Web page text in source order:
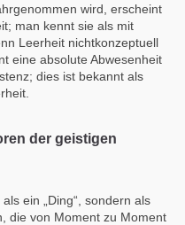
wird, erscheint
man kennt sie als mit
Leerheit nichtkonzeptuell
eine absolute Abwesenheit
dies ist bekannt als
der geistigen
ein „Ding“, sondern als
die von Moment zu Moment